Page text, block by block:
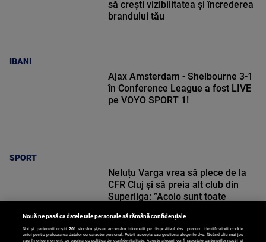
IBANI
să crești vizibilitatea și încrederea
brandului tău
SPORT
Ajax Amsterdam - Shelbourne 3-1
în Conference League a fost LIVE
pe VOYO SPORT 1!
Neluțu Varga vrea să plece de la
CFR Cluj și să preia alt club din
Superliga: ”Acolo sunt toate
Nouă ne pasă ca datele tale personale să rămână confidențiale
Noi și partenerii noștri 201 stocăm și/sau accesăm informații pe dispozitivul dvs., precum identificatorii cookie
unici pentru prelucrarea datelor cu caracter personal. Puteți accepta sau gestiona alegerile dvs. făcând clic mai jos
sau în orice moment, pe pagina cu politica de confidențialitate. Aceste alegeri vor fi raportate partenerilor noștri și